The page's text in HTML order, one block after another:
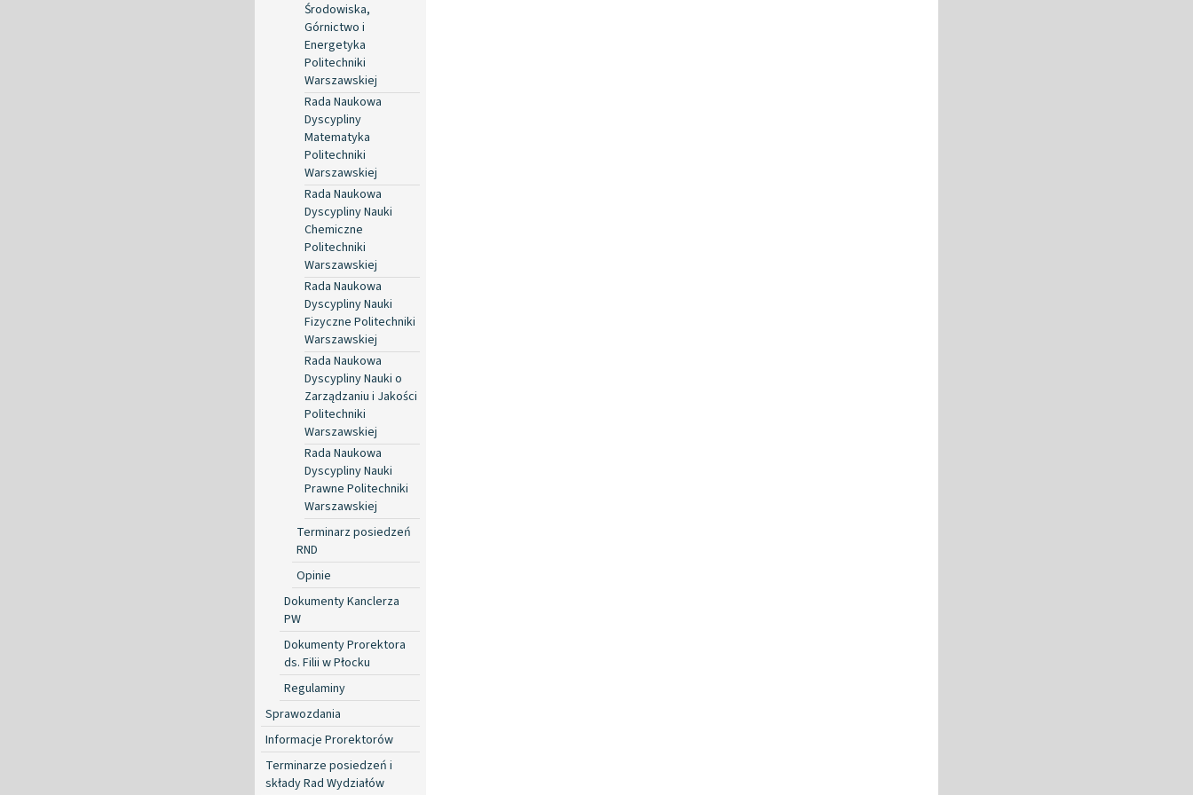
Środowiska,
Górnictwo i
Energetyka
Politechniki
Warszawskiej
Rada Naukowa
Dyscypliny
Matematyka
Politechniki
Warszawskiej
Rada Naukowa
Dyscypliny Nauki
Chemiczne
Politechniki
Warszawskiej
Rada Naukowa
Dyscypliny Nauki
Fizyczne Politechniki
Warszawskiej
Rada Naukowa
Dyscypliny Nauki o
Zarządzaniu i Jakości
Politechniki
Warszawskiej
Rada Naukowa
Dyscypliny Nauki
Prawne Politechniki
Warszawskiej
Terminarz posiedzeń
RND
Opinie
Dokumenty Kanclerza
PW
Dokumenty Prorektora
ds. Filii w Płocku
Regulaminy
Sprawozdania
Informacje Prorektorów
Terminarze posiedzeń i
składy Rad Wydziałów